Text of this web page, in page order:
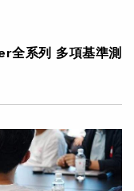
全系列 多項基準測